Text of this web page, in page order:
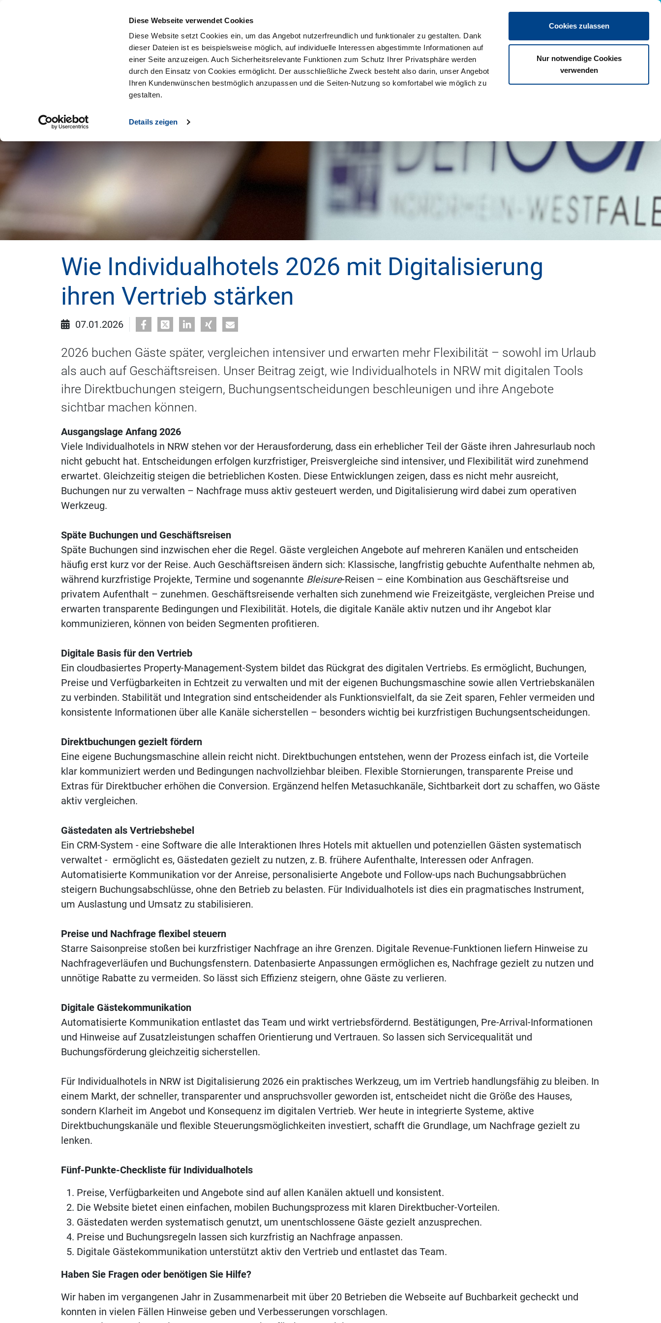
Diese Webseite verwendet Cookies
Diese Website setzt Cookies ein, um das Angebot nutzerfreundlich und funktionaler zu gestalten. Dank
dieser Dateien ist es beispielsweise möglich, auf individuelle Interessen abgestimmte Informationen auf
einer Seite anzuzeigen. Auch Sicherheitsrelevante Funktionen zum Schutz Ihrer Privatsphäre werden
durch den Einsatz von Cookies ermöglicht. Der ausschließliche Zweck besteht also darin, unser Angebot
Ihren Kundenwünschen bestmöglich anzupassen und die Seiten-Nutzung so komfortabel wie möglich zu
gestalten.
Details zeigen
Cookies zulassen
Nur notwendige Cookies
verwenden
Wie Individualhotels 2026 mit Digitalisierung
ihren Vertrieb stärken
07.01.2026
2026 buchen Gäste später, vergleichen intensiver und erwarten mehr Flexibilität – sowohl im Urlaub
als auch auf Geschäftsreisen. Unser Beitrag zeigt, wie Individualhotels in NRW mit digitalen Tools
ihre Direktbuchungen steigern, Buchungsentscheidungen beschleunigen und ihre Angebote
sichtbar machen können.
Ausgangslage Anfang 2026
Viele Individualhotels in NRW stehen vor der Herausforderung, dass ein erheblicher Teil der Gäste ihren Jahresurlaub noch
nicht gebucht hat. Entscheidungen erfolgen kurzfristiger, Preisvergleiche sind intensiver, und Flexibilität wird zunehmend
erwartet. Gleichzeitig steigen die betrieblichen Kosten. Diese Entwicklungen zeigen, dass es nicht mehr ausreicht,
Buchungen nur zu verwalten – Nachfrage muss aktiv gesteuert werden, und Digitalisierung wird dabei zum operativen
Werkzeug.
Späte Buchungen und Geschäftsreisen
Späte Buchungen sind inzwischen eher die Regel. Gäste vergleichen Angebote auf mehreren Kanälen und entscheiden
häufig erst kurz vor der Reise. Auch Geschäftsreisen ändern sich: Klassische, langfristig gebuchte Aufenthalte nehmen ab,
während kurzfristige Projekte, Termine und sogenannte Bleisure-Reisen – eine Kombination aus Geschäftsreise und
privatem Aufenthalt – zunehmen. Geschäftsreisende verhalten sich zunehmend wie Freizeitgäste, vergleichen Preise und
erwarten transparente Bedingungen und Flexibilität. Hotels, die digitale Kanäle aktiv nutzen und ihr Angebot klar
kommunizieren, können von beiden Segmenten profitieren.
Digitale Basis für den Vertrieb
Ein cloudbasiertes Property-Management-System bildet das Rückgrat des digitalen Vertriebs. Es ermöglicht, Buchungen,
Preise und Verfügbarkeiten in Echtzeit zu verwalten und mit der eigenen Buchungsmaschine sowie allen Vertriebskanälen
zu verbinden. Stabilität und Integration sind entscheidender als Funktionsvielfalt, da sie Zeit sparen, Fehler vermeiden und
konsistente Informationen über alle Kanäle sicherstellen – besonders wichtig bei kurzfristigen Buchungsentscheidungen.
Direktbuchungen gezielt fördern
Eine eigene Buchungsmaschine allein reicht nicht. Direktbuchungen entstehen, wenn der Prozess einfach ist, die Vorteile
klar kommuniziert werden und Bedingungen nachvollziehbar bleiben. Flexible Stornierungen, transparente Preise und
Extras für Direktbucher erhöhen die Conversion. Ergänzend helfen Metasuchkanäle, Sichtbarkeit dort zu schaffen, wo Gäste
aktiv vergleichen.
Gästedaten als Vertriebshebel
Ein CRM-System - eine Software die alle Interaktionen Ihres Hotels mit aktuellen und potenziellen Gästen systematisch
verwaltet - ermöglicht es, Gästedaten gezielt zu nutzen, z. B. frühere Aufenthalte, Interessen oder Anfragen.
Automatisierte Kommunikation vor der Anreise, personalisierte Angebote und Follow-ups nach Buchungsabbrüchen
steigern Buchungsabschlüsse, ohne den Betrieb zu belasten. Für Individualhotels ist dies ein pragmatisches Instrument,
um Auslastung und Umsatz zu stabilisieren.
Preise und Nachfrage flexibel steuern
Starre Saisonpreise stoßen bei kurzfristiger Nachfrage an ihre Grenzen. Digitale Revenue-Funktionen liefern Hinweise zu
Nachfrageverläufen und Buchungsfenstern. Datenbasierte Anpassungen ermöglichen es, Nachfrage gezielt zu nutzen und
unnötige Rabatte zu vermeiden. So lässt sich Effizienz steigern, ohne Gäste zu verlieren.
Digitale Gästekommunikation
Automatisierte Kommunikation entlastet das Team und wirkt vertriebsfördernd. Bestätigungen, Pre-Arrival-Informationen
und Hinweise auf Zusatzleistungen schaffen Orientierung und Vertrauen. So lassen sich Servicequalität und
Buchungsförderung gleichzeitig sicherstellen.
Für Individualhotels in NRW ist Digitalisierung 2026 ein praktisches Werkzeug, um im Vertrieb handlungsfähig zu bleiben. In
einem Markt, der schneller, transparenter und anspruchsvoller geworden ist, entscheidet nicht die Größe des Hauses,
sondern Klarheit im Angebot und Konsequenz im digitalen Vertrieb. Wer heute in integrierte Systeme, aktive
Direktbuchungskanäle und flexible Steuerungsmöglichkeiten investiert, schafft die Grundlage, um Nachfrage gezielt zu
lenken.
Fünf-Punkte-Checkliste für Individualhotels
Preise, Verfügbarkeiten und Angebote sind auf allen Kanälen aktuell und konsistent.
Die Website bietet einen einfachen, mobilen Buchungsprozess mit klaren Direktbucher-Vorteilen.
Gästedaten werden systematisch genutzt, um unentschlossene Gäste gezielt anzusprechen.
Preise und Buchungsregeln lassen sich kurzfristig an Nachfrage anpassen.
Digitale Gästekommunikation unterstützt aktiv den Vertrieb und entlastet das Team.
Haben Sie Fragen oder benötigen Sie Hilfe?
Wir haben im vergangenen Jahr in Zusammenarbeit mit über 20 Betrieben die Webseite auf Buchbarkeit gecheckt und
konnten in vielen Fällen Hinweise geben und Verbesserungen vorschlagen.